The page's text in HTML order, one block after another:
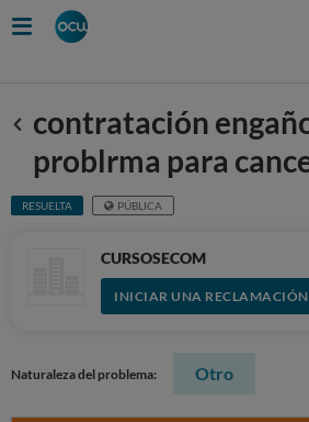
Anterior
contratación
problrma para
RESUELTA PÚBLICA
CURSOSECOM
INICIAR UNA RECLAMACIÓN
Naturaleza del problema: Otro